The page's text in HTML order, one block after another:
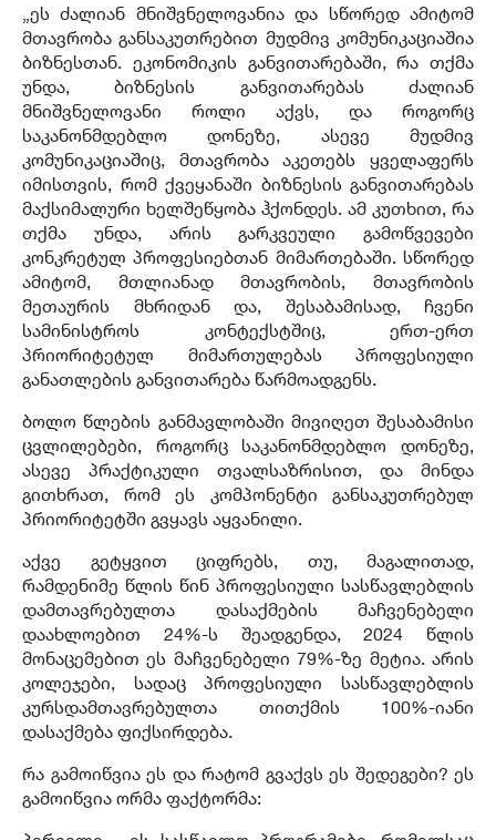
„ეს ძალიან მნიშვნელოვანია და სწორედ ამიტომ
მთავრობა განსაკუთრებით მუდმივ კომუნიკაციაშია
ბიზნესთან. ეკონომიკის განვითარებაში, რა თქმა
უნდა, ბიზნესის განვითარებას ძალიან
მნიშვნელოვანი როლი აქვს, და როგორც
საკანონმდებლო დონეზე, ასევე მუდმივ
კომუნიკაციაშიც, მთავრობა აკეთებს ყველაფერს
იმისთვის, რომ ქვეყანაში ბიზნესის განვითარებას
მაქსიმალური ხელშეწყობა ჰქონდეს. ამ კუთხით, რა
თქმა უნდა, არის გარკვეული გამოწვევები
კონკრეტულ პროფესიებთან მიმართებაში. სწორედ
ამიტომ, მთლიანად მთავრობის, მთავრობის
მეთაურის მხრიდან და, შესაბამისად, ჩვენი
სამინისტროს კონტექსტშიც, ერთ-ერთ
პრიორიტეტულ მიმართულებას პროფესიული
განათლების განვითარება წარმოადგენს.
ბოლო წლების განმავლობაში მივიღეთ შესაბამისი
ცვლილებები, როგორც საკანონმდებლო დონეზე,
ასევე პრაქტიკული თვალსაზრისით, და მინდა
გითხრათ, რომ ეს კომპონენტი განსაკუთრებულ
პრიორიტეტში გვყავს აყვანილი.
აქვე გეტყვით ციფრებს, თუ, მაგალითად,
რამდენიმე წლის წინ პროფესიული სასწავლებლის
დამთავრებულთა დასაქმების მაჩვენებელი
დაახლოებით 24%-ს შეადგენდა, 2024 წლის
მონაცემებით ეს მაჩვენებელი 79%-ზე მეტია. არის
კოლეჯები, სადაც პროფესიული სასწავლებლის
კურსდამთავრებულთა თითქმის 100%-იანი
დასაქმება ფიქსირდება.
რა გამოიწვია ეს და რატომ გვაქვს ეს შედეგები? ეს
გამოიწვია ორმა ფაქტორმა: